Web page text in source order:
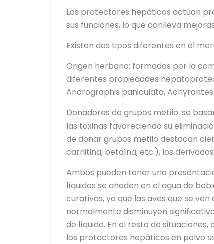
Los protectores hepáticos actúan
sus funciones, lo que conlleva
Existen dos tipos diferentes en el
Origen herbario: formados por la
diferentes propiedades
Andrographis paniculata,
Donadores de grupos metilo: se
las toxinas favoreciendo su
de donar grupos metilo destacan
carnitina, betaína, etc.), los
Ambos pueden tener una
líquidos se añaden en el agua de
curativos, ya que las aves que se
normalmente disminuyen
de líquido. En el resto de
los protectores hepáticos en polvo